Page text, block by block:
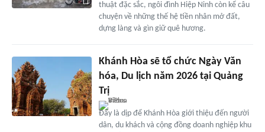
thuật đặc sắc, ngôi đình Hiệp Ninh còn kể câu
chuyện về những thế hệ tiền nhân mở đất,
dựng làng và gìn giữ quê hương.
Khánh Hòa sẽ tổ chức Ngày Văn
hóa, Du lịch năm 2026 tại Quảng
Trị
Đây là dịp để Khánh Hòa giới thiệu đến người
dân, du khách và cộng đồng doanh nghiệp khu